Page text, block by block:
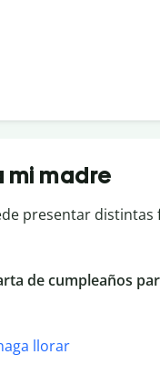
mi madre
presentar distintas
de cumpleaños
llorar